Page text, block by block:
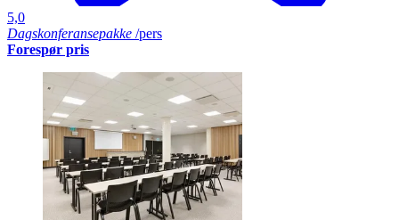
5,0
Dagskonferansepakke /pers
Forespør pris